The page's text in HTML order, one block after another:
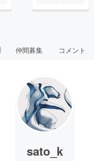
仲間募集 コメント
sato_k